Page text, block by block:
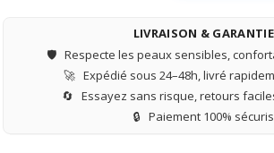
LIVRAISON &
🛡️ Respecte les peaux sensibles,
🚀 Expédié sous 24–48h, livré
🔄 Essayez sans risque, retours
🔒 Paiement 100%